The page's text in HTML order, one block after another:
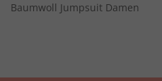
Baumwoll Jumpsuit Damen